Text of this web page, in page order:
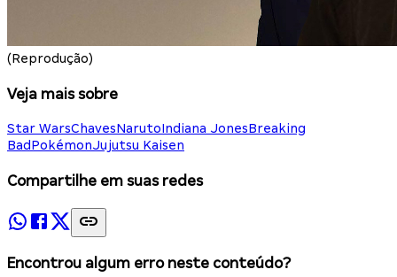
(Reprodução)
Veja mais sobre
Star WarsChavesNarutoIndiana JonesBreaking
BadPokémonJujutsu Kaisen
Compartilhe em suas redes
Encontrou algum erro neste conteúdo?